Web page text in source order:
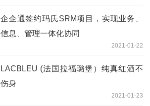
企企通签约玛氏SRM项目，实现业务、
信息、管理一体化协同
2021-01-22
LACBLEU (法国拉福璐堡）纯真红酒不
伤身
2021-01-23